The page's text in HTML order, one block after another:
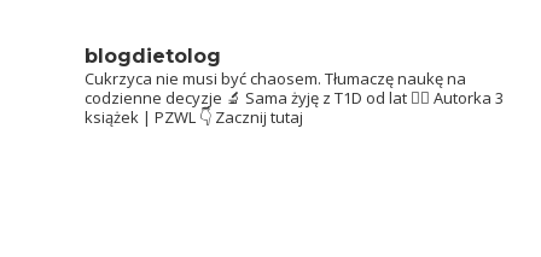
blogdietolog
Cukrzyca nie musi być chaosem. Tłumaczę naukę na
codzienne decyzje 🔬 Sama żyję z T1D od lat 👩‍⚕️ Autorka 3
książek | PZWL 👇 Zacznij tutaj